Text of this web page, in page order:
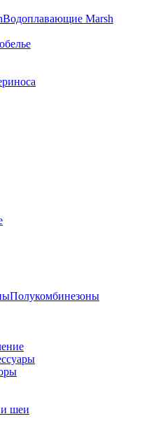
Водоплавающие Marsh
Полукомбинезоны
шеи